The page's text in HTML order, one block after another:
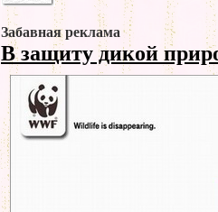
Забавная реклама
В защиту дикой